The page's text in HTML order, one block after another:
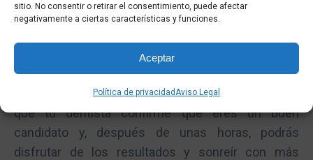
sitio. No consentir o retirar el consentimiento, puede afectar
negativamente a ciertas características y funciones.
Aceptar
Política de privacidad Aviso Legal
Conclusión
blanqueamiento dentales un procedimiento
relativamente sencillo pero efectivo para mejorar la
estética de tu sonrisa. Simplemente asegúrate de
que tu dentista confirme que eres un buen
candidato y, después de unas horas, podrás
disfrutar de los resultados y sonreír con más